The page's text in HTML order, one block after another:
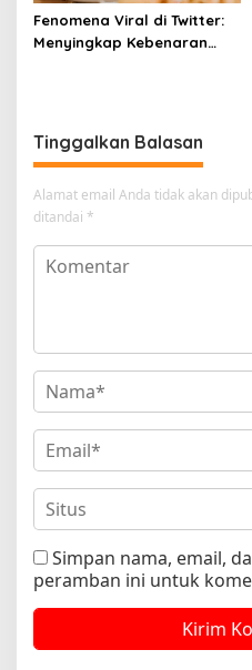
Fenomena Viral di Twitter:
Menyingkap Kebenaran
Tinggalkan Balasan
Alamat email Anda tidak akan
ditandai *
Simpan nama, email,
peramban ini untuk